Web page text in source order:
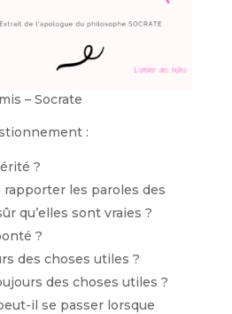
– Socrate
:
?
les paroles des
qu’elles sont vraies ?
?
des choses utiles ?
des choses utiles ?
il se passer lorsque